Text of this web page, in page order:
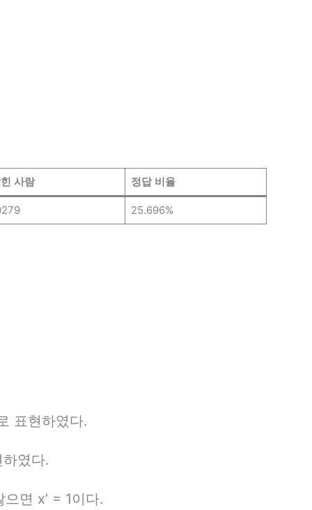
사람 정답 비율
25.696%
표현하였다.
였다.
면 x’ = 1이다.